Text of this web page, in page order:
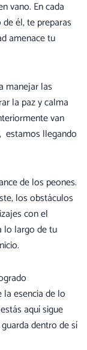
vano. En cada
él, te preparas
amenace tu
manejar las
la paz y calma
van
estamos llegando
de los peones.
los obstáculos
con el
lo largo de tu
esencia de lo
aquí sigue
dentro de sí